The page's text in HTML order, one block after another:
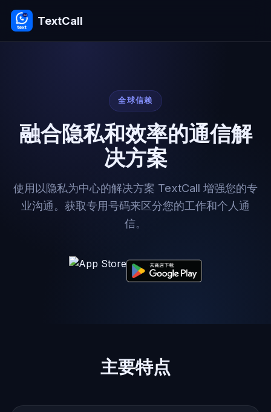
TextCall
全球信赖
融合隐私和效率的通信解
决方案
使用以隐私为中心的解决方案 TextCall 增强您的专
业沟通。获取专用号码来区分您的工作和个人通
信。
主要特点